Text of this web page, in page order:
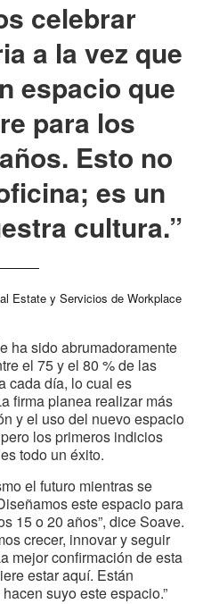
celebrar
a la vez que
espacio que
para los
Esto no
es un
cultura.”
Estate y Servicios de Workplace
ha sido abrumadoramente
el 75 y el 80 % de las
cada día, lo cual es
firma planea realizar más
y el uso del nuevo espacio
los primeros indicios
todo un éxito.
el futuro mientras se
este espacio para
15 o 20 años”, dice Soave.
crecer, innovar y seguir
mejor confirmación de esta
estar aquí. Están
suyo este espacio.”